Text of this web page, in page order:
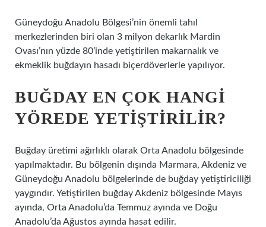
Güneydoğu Anadolu Bölgesi’nin önemli tahıl
merkezlerinden biri olan 3 milyon dekarlık Mardin
Ovası’nın yüzde 80’inde yetiştirilen makarnalık ve
ekmeklik buğdayın hasadı biçerdöverlerle yapılıyor.
BUĞDAY EN ÇOK HANGI
YÖREDE YETIŞTIRILIR?
Buğday üretimi ağırlıklı olarak Orta Anadolu bölgesinde
yapılmaktadır. Bu bölgenin dışında Marmara, Akdeniz ve
Güneydoğu Anadolu bölgelerinde de buğday yetiştiriciliği
yaygındır. Yetiştirilen buğday Akdeniz bölgesinde Mayıs
ayında, Orta Anadolu’da Temmuz ayında ve Doğu
Anadolu’da Ağustos ayında hasat edilir.